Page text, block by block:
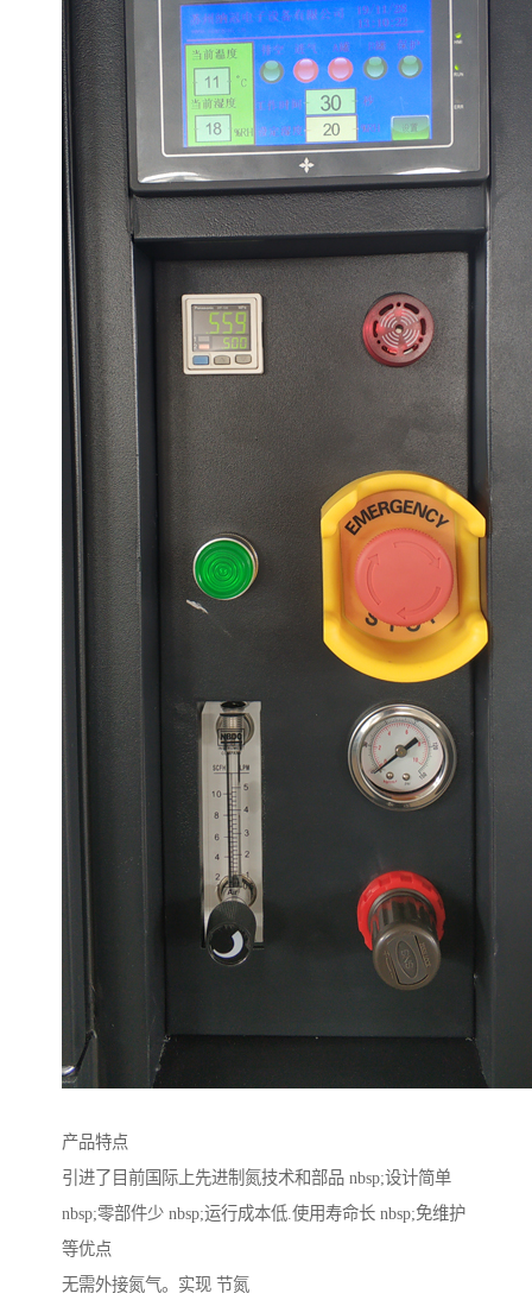
产品特点
引进了目前国际上先进制氮技术和部品 nbsp;设计简单
nbsp;零部件少 nbsp;运行成本低.使用寿命长 nbsp;免维护
等优点
无需外接氮气。实现 节氮